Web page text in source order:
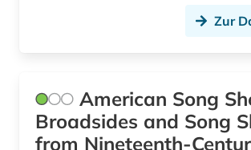
kulturanthropologie (1)
kunst (3)
Zur
American Song
Broadsides and Song
from Nineteenth-